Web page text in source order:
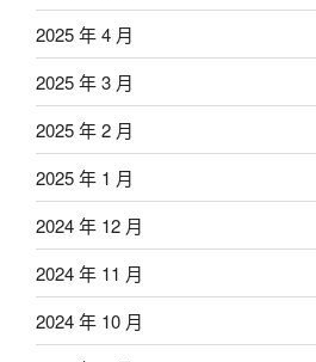
2025 年 4 月
2025 年 3 月
2025 年 2 月
2025 年 1 月
2024 年 12 月
2024 年 11 月
2024 年 10 月